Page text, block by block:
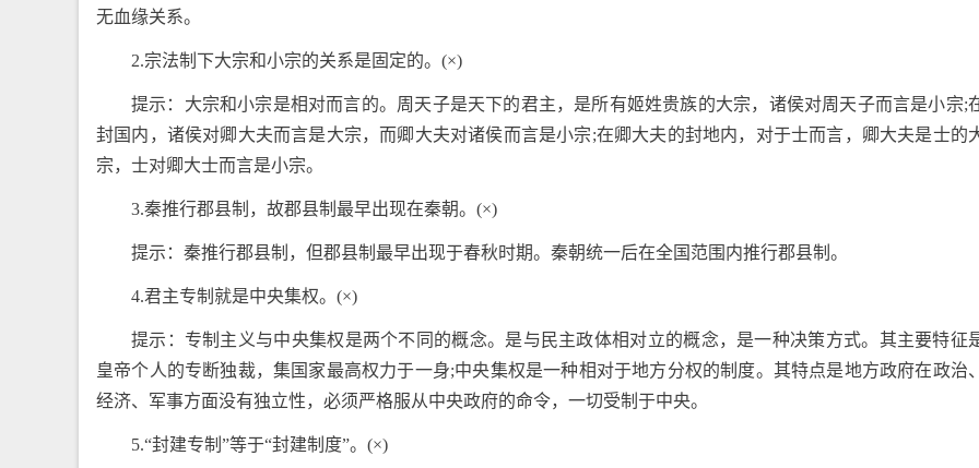
无血缘关系。
2.宗法制下大宗和小宗的关系是固定的。(×)
提示：大宗和小宗是相对而言的。周天子是天下的君主，是所有姬姓贵族的大宗，诸侯对周天子而言是小宗;
封国内，诸侯对卿大夫而言是大宗，而卿大夫对诸侯而言是小宗;在卿大夫的封地内，对于士而言，卿大夫是士的
宗，士对卿大士而言是小宗。
3.秦推行郡县制，故郡县制最早出现在秦朝。(×)
提示：秦推行郡县制，但郡县制最早出现于春秋时期。秦朝统一后在全国范围内推行郡县制。
4.君主专制就是中央集权。(×)
提示：专制主义与中央集权是两个不同的概念。是与民主政体相对立的概念，是一种决策方式。其主要特征
皇帝个人的专断独裁，集国家最高权力于一身;中央集权是一种相对于地方分权的制度。其特点是地方政府在政治、
经济、军事方面没有独立性，必须严格服从中央政府的命令，一切受制于中央。
5.“封建专制”等于“封建制度”。(×)